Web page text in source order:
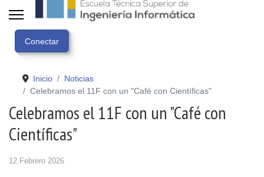
Inicio
Noticias
Celebramos el 11F con un "Café con Científicas"
Celebramos el 11F con un "Café con
Científicas"
12 Febrero 2026